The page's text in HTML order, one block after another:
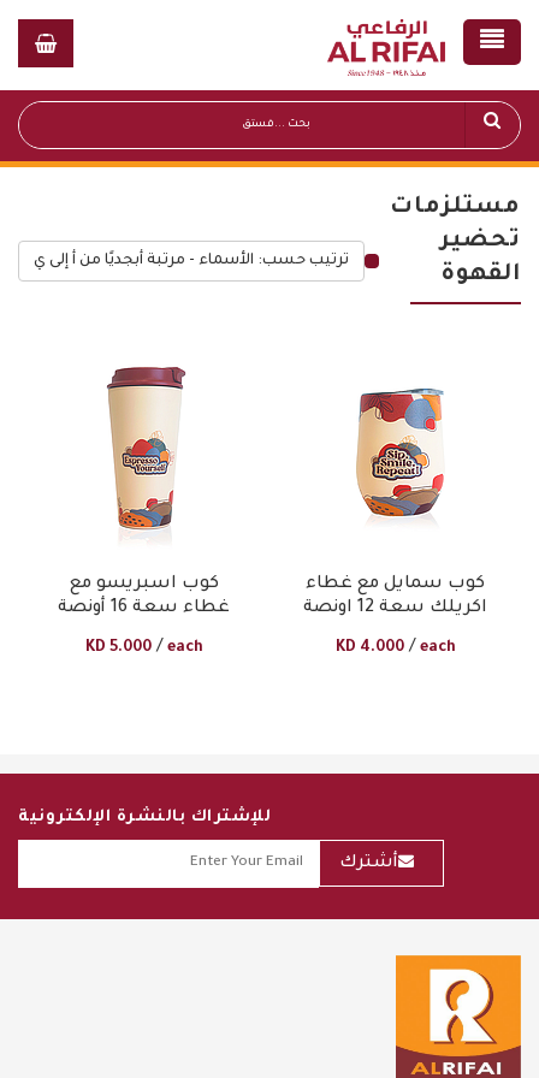
مستلزمات
تحضير
القهوة
قائمة أسعار عامة
ترتيب حسب: الأسماء - مرتبة أبجديًا من أ إلى ي
كوب اسبريسو مع
غطاء سعة 16 أونصة
KD 5.000 / each
كوب سمايل مع غطاء
اكريلك سعة 12 اونصة
KD 4.000 / each
للإشتراك بالنشرة الإلكترونية
أشترك